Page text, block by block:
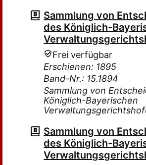
Sammlung von
des Königlich-
Frei verfügbar
Erschienen: 1895
Band-Nr.: 15.1894
Sammlung von
Königlich-Bayerischen
Sammlung von
des Königlich-